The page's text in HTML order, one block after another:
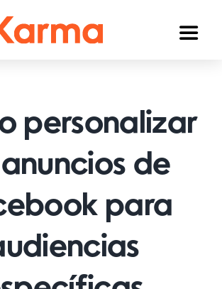
Toggle
personalizar
de
para